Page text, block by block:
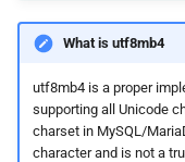
What is utf8mb4
utf8mb4 is a proper
supporting all Unicode
charset in MySQL/
character and is not a